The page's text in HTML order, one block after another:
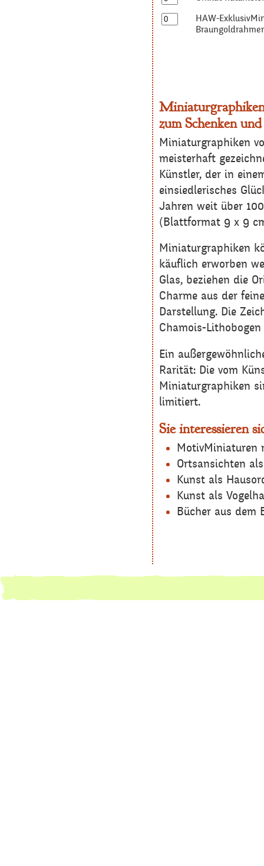
HAW-
zum Schenken
Miniaturgraphiken
meisterhaft
Künstler, der in
einsiedlerisches
Jahren weit über
(Blattformat 9 x 9
Miniaturgraphiken
käuflich erworben
Glas, beziehen die
Charme aus der
Darstellung. Die
Chamois-
Ein
Rarität: Die vom
Miniaturgraphiken
limitiert.
Sie interessieren
MotivMiniaturen
Ortsansichten
Kunst als
Kunst als
Bücher aus dem